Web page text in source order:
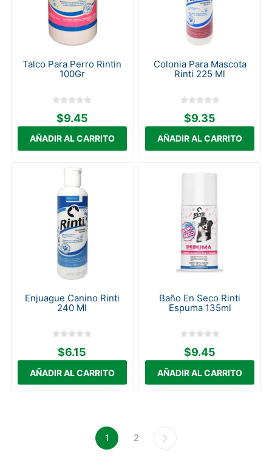
Talco Para Perro Rintin
100Gr
$9.45
Colonia Para Mascota
Rinti 225 Ml
$9.35
Enjuague Canino Rinti
240 Ml
$6.15
Baño En Seco Rinti
Espuma 135ml
$9.45
1 2